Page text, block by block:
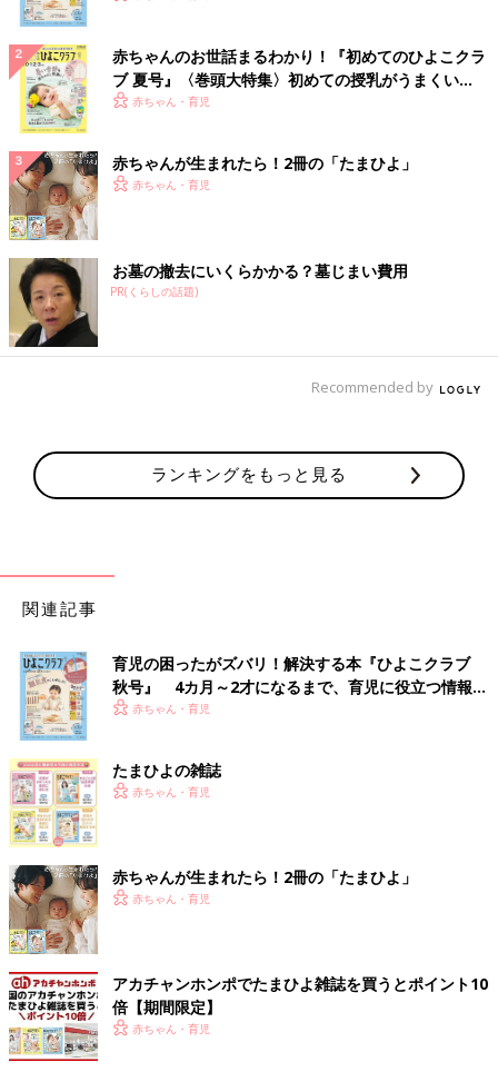
赤ちゃんのお世話まるわかり！『初めてのひよこクラ
ブ 夏号』〈巻頭大特集〉初めての授乳がうまくい
く！ おっぱい・ミルクの基本と夏のトラブル 解決テ
赤ちゃん・育児
赤ちゃんが生まれたら！2冊の「たまひよ」
赤ちゃん・育児
お墓の撤去にいくらかかる？墓じまい費用
PR(くらしの話題)
Recommended by
ランキングをもっと見る
関連記事
育児の困ったがズバリ！解決する本『ひよこクラブ
秋号』 4カ月～2才になるまで、育児に役立つ情報が
いっぱい！
赤ちゃん・育児
たまひよの雑誌
赤ちゃん・育児
赤ちゃんが生まれたら！2冊の「たまひよ」
赤ちゃん・育児
アカチャンホンポでたまひよ雑誌を買うとポイント10
倍【期間限定】
赤ちゃん・育児